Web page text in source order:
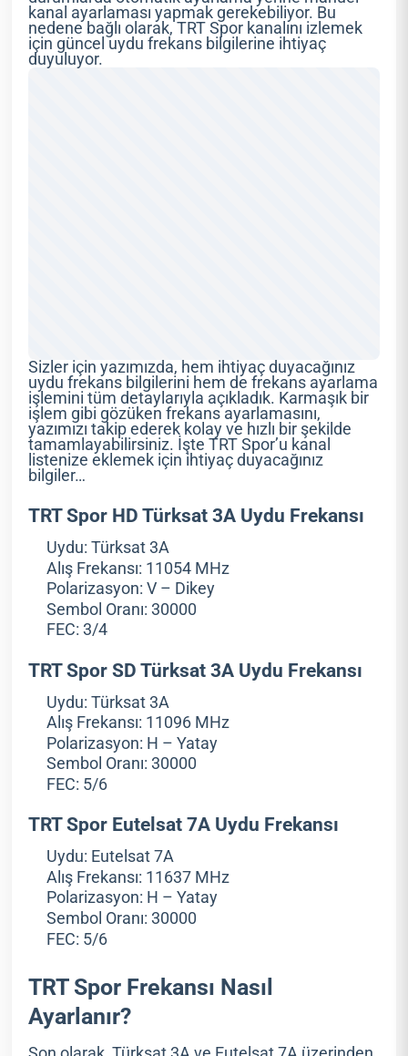
kanal ayarlaması yapmak gerekebiliyor. Bu
nedene bağlı olarak, TRT Spor kanalını izlemek
için güncel uydu frekans bilgilerine ihtiyaç
duyuluyor.
Sizler için yazımızda, hem ihtiyaç duyacağınız
uydu frekans bilgilerini hem de frekans ayarlama
işlemini tüm detaylarıyla açıkladık. Karmaşık bir
işlem gibi gözüken frekans ayarlamasını,
yazımızı takip ederek kolay ve hızlı bir şekilde
tamamlayabilirsiniz. İşte TRT Spor’u kanal
listenize eklemek için ihtiyaç duyacağınız
bilgiler…
TRT Spor HD Türksat 3A Uydu Frekansı
Uydu: Türksat 3A
Alış Frekansı: 11054 MHz
Polarizasyon: V – Dikey
Sembol Oranı: 30000
FEC: 3/4
TRT Spor SD Türksat 3A Uydu Frekansı
Uydu: Türksat 3A
Alış Frekansı: 11096 MHz
Polarizasyon: H – Yatay
Sembol Oranı: 30000
FEC: 5/6
TRT Spor Eutelsat 7A Uydu Frekansı
Uydu: Eutelsat 7A
Alış Frekansı: 11637 MHz
Polarizasyon: H – Yatay
Sembol Oranı: 30000
FEC: 5/6
TRT Spor Frekansı Nasıl
Ayarlanır?